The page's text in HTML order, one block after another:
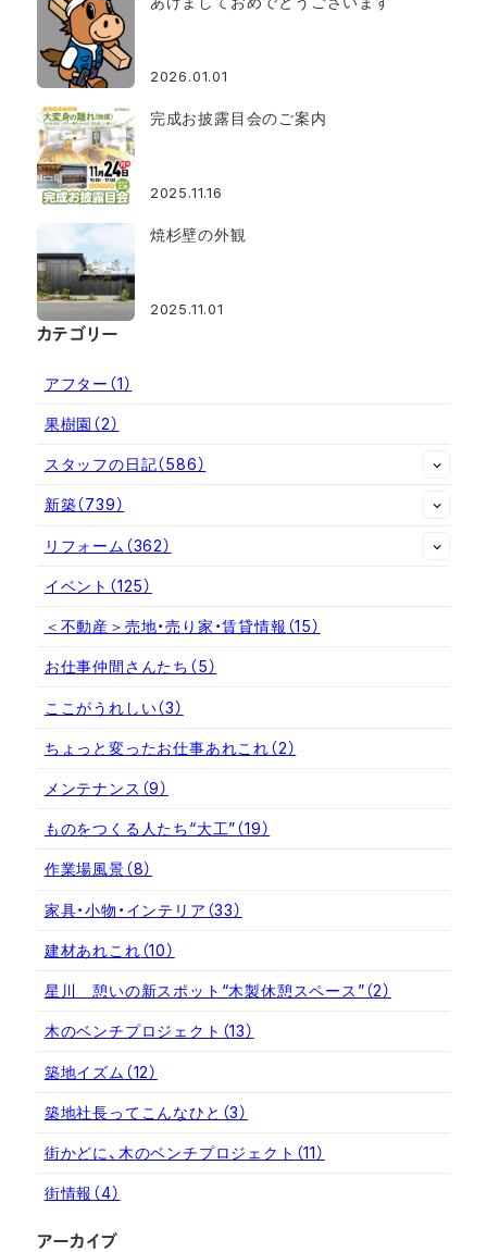
2026.01.01
完成お披露目会のご案内
2025.11.16
焼杉壁の外観
2025.11.01
カテゴリー
アフター （1）
果樹園 （2）
スタッフの日記（586）
新築（739）
リフォーム （362）
イベント （125）
＜不動産＞売地・売り家・賃貸情報 （15）
お仕事仲間さんたち （5）
ここがうれしい（3）
ちょっと変ったお仕事あれこれ（2）
メンテナンス （9）
ものをつくる人たち“大工”（19）
作業場風景（8）
家具・小物・インテリア （33）
建材あれこれ（10）
星川 憩いの新スポット“木製休憩スペース”（2）
木のベンチプロジェクト （13）
築地イズム （12）
築地社長ってこんなひと （3）
街かどに、木のベンチプロジェクト （11）
街情報 （4）
アーカイブ